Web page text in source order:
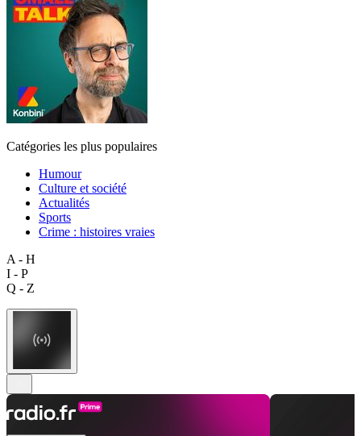
Catégories les plus populaires
Humour
Culture et société
Actualités
Sports
Crime : histoires vraies
A - H
I - P
Q - Z